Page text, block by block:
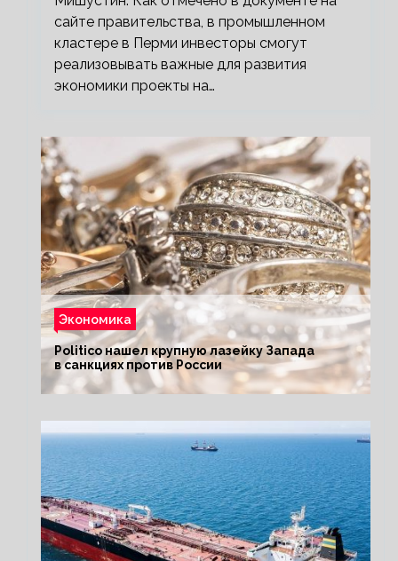
сайте правительства, в промышленном
кластере в Перми инвесторы смогут
реализовывать важные для развития
экономики проекты на…
Экономика
Politico нашел крупную лазейку Запада
в санкциях против России